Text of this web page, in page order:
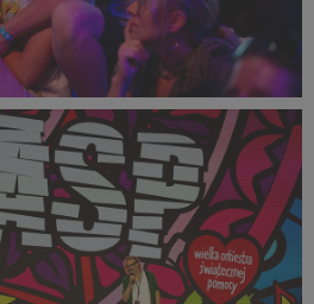
5911_small_1500x1000.jpg